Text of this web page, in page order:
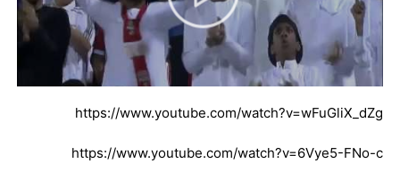
https://www.youtube.com/watch?v=wFuGliX_dZg
https://www.youtube.com/watch?v=6Vye5-FNo-c